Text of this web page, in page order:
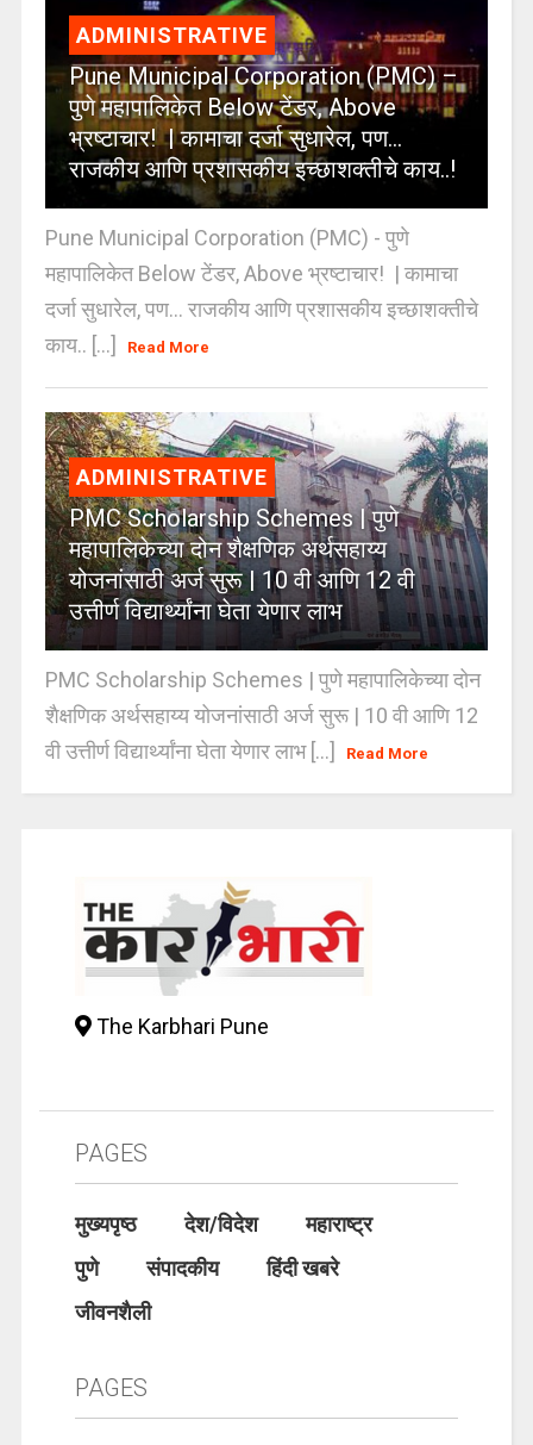
ADMINISTRATIVE
Pune Municipal Corporation (PMC) –
पुणे महापालिकेत Below टेंडर, Above
भ्रष्टाचार! | कामाचा दर्जा सुधारेल, पण…
राजकीय आणि प्रशासकीय इच्छाशक्तीचे काय..!
Pune Municipal Corporation (PMC) - पुणे
महापालिकेत Below टेंडर, Above भ्रष्टाचार! | कामाचा
दर्जा सुधारेल, पण… राजकीय आणि प्रशासकीय इच्छाशक्तीचे
काय.. [...]
Read More
ADMINISTRATIVE
PMC Scholarship Schemes | पुणे
महापालिकेच्या दोन शैक्षणिक अर्थसहाय्य
योजनांसाठी अर्ज सुरू | 10 वी आणि 12 वी
उत्तीर्ण विद्यार्थ्यांना घेता येणार लाभ
PMC Scholarship Schemes | पुणे महापालिकेच्या दोन
शैक्षणिक अर्थसहाय्य योजनांसाठी अर्ज सुरू | 10 वी आणि 12
वी उत्तीर्ण विद्यार्थ्यांना घेता येणार लाभ [...]
Read More
The Karbhari Pune
PAGES
मुख्यपृष्ठ देश/विदेश
महाराष्ट्र
पुणे
संपादकीय
हिंदी खबरे
जीवनशैली
PAGES